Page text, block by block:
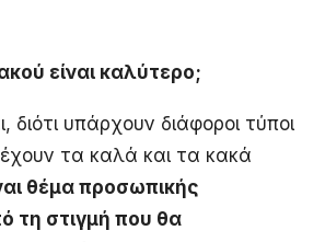
είναι καλύτερο;
διότι υπάρχουν διάφοροι τύποι
τα καλά και τα κακά
θέμα προσωπικής
τη στιγμή που θα